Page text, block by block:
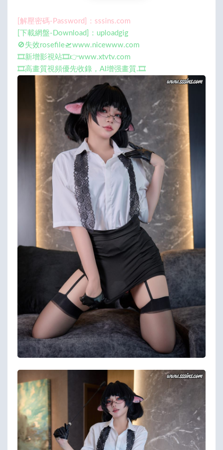
[解壓密碼-Password]：sssins.com
[下載網盤-Download]：uploadgig
🚫失效rosefile🛫www.nicewww.com
🎞️新增影視站🎞️👉www.xtvtv.com
🎞️高畫質視頻優先收錄，AI增强畫質.🎞️